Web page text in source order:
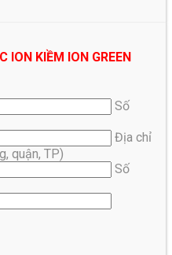
ION KIỀM ION GREEN
Số
Địa chỉ
quận, TP)
Số